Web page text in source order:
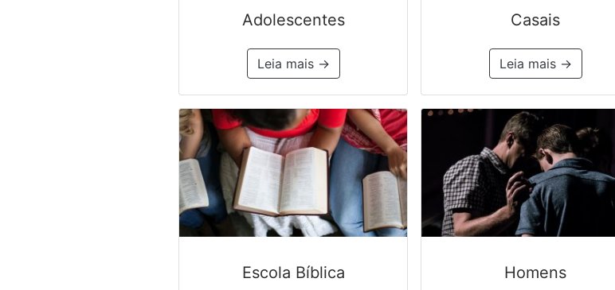
Adolescentes
Leia mais →
Casais
Leia mais →
Escola Bíblica Homens